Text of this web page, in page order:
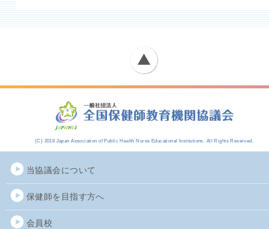
(C) 2018 Japan Association of Public Health Nurse Educational Institutions. All Rights Reserved.
当協議会について
保健師を目指す方へ
会員校